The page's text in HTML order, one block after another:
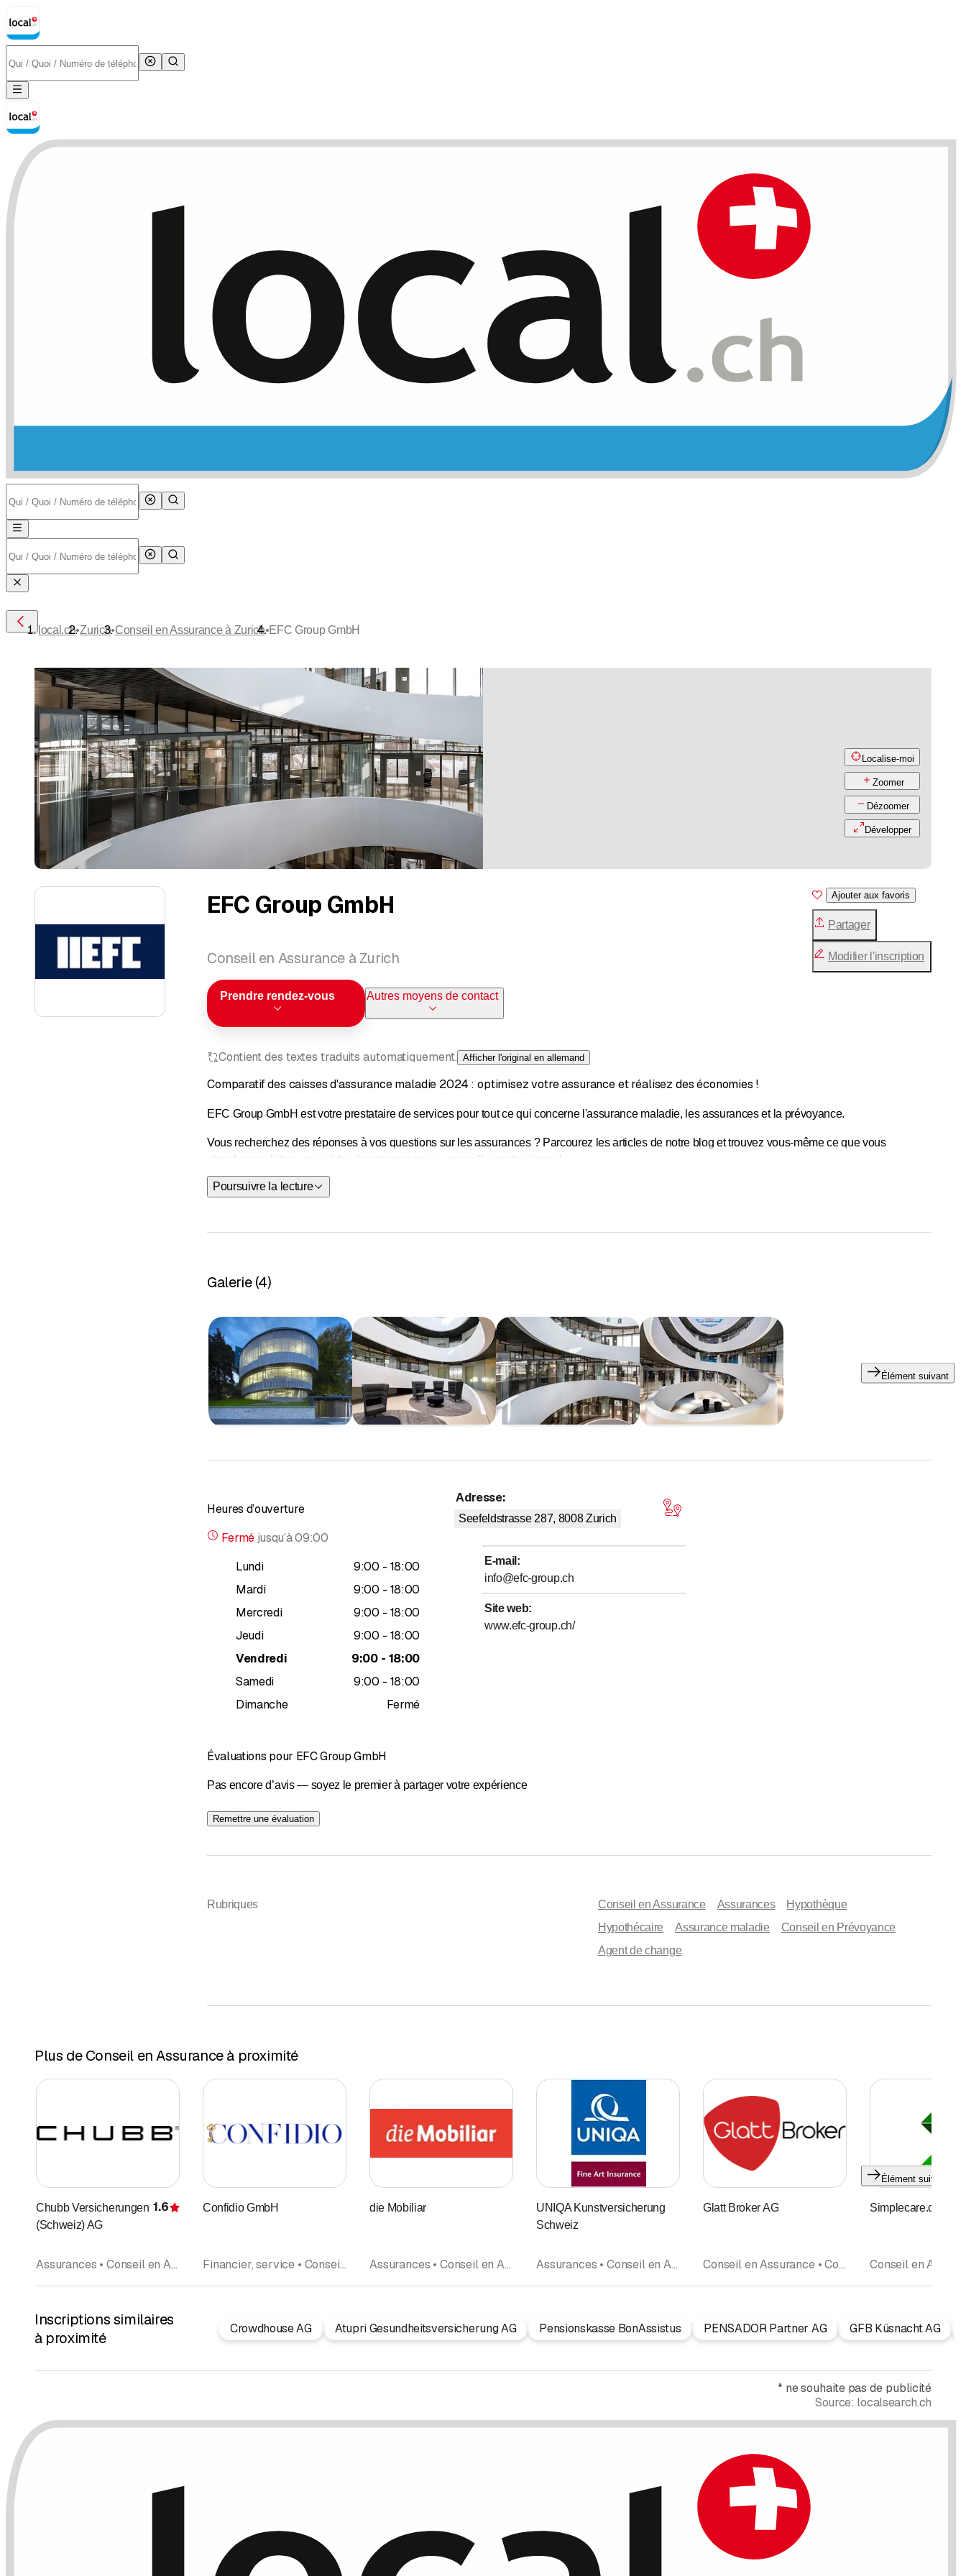
Localise-moi
Zoomer
Dézoomer
Développer
EFC Group GmbH
Conseil en Assurance à Zurich
Prendre rendez-vous Autres moyens de contact
Ajouter aux favoris
Partager
Modifier l'inscription
Contient des textes traduits automatiquement. Afficher l'original en allemand
Comparatif des caisses d'assurance maladie 2024 : optimisez votre assurance et réalisez des économies !
EFC Group GmbH est votre prestataire de services pour tout ce qui concerne l'assurance maladie, les assurances et la prévoyance.
Vous recherchez des réponses à vos questions sur les assurances ? Parcourez les articles de notre blog et trouvez vous-même ce que vous
cherchez ou faites-vous aider directement par un conseiller professionnel.
Grâce à notre comparateur de primes, vous pouvez analyser toutes les caisses d'assurance maladie suisses pour 2024 et trouver la meilleure option
Poursuivre la lecture
Galerie (4)
Élément suivant
Heures d’ouverture
Fermé jusqu’à09:00
Lundi
9:00 - jusqu’à
18:00
Mardi
9:00 - jusqu’à
18:00
Mercredi
9:00 - jusqu’à
18:00
Jeudi
9:00 - jusqu’à
18:00
Vendredi
9:00 - jusqu’à
18:00
Samedi
9:00 - jusqu’à
18:00
Dimanche
Fermé
Adresse:
Seefeldstrasse 287, 8008 Zurich
E-mail :
info@efc-group.ch
Site web:
www.efc-group.ch/
Évaluations pour EFC Group GmbH
Pas encore d’avis — soyez le premier à partager votre expérience
Remettre une évaluation
Rubriques Conseil en Assurance Assurances
Hypothèque
Hypothécaire
Assurance maladie
Conseil en Prévoyance
Agent de change
Plus de Conseil en Assurance à proximité
Chubb Versicherungen
(Schweiz) AG
Évaluation
1.6
Assurances • Conseil en Assurance • Agent de change
Confidio GmbH
Financier, service • Conseiller financier • Planification financière • Financements • Bureau-conseil • Fiduciaire • Fiduciaire, agence • Assurances • Conseil en Assurance • Fiduciaire assurance • Conseil en Prévoyance • Déclaration d'Impôts • Conseiller fiscal • Experts fiscaux • Gérance de fortune • Informatique • Software • Webdesign • Webhosting
die Mobiliar
Assurances • Conseil en Assurance • Conseil en Prévoyance
UNIQA Kunstversicherung
Schweiz
Assurances • Conseil en Assurance
Glatt Broker AG
Conseil en Assurance • Conseil en Prévoyance • Déclaration d'Impôts
Simplecare.ch AG
Élément suivant
Inscriptions similaires
à proximité
Crowdhouse AG Atupri Gesundheitsversicherung AG Pensionskasse BonAssistus PENSADOR Partner AG GFB Küsnacht AG
* ne souhaite pas de publicité
Source: localsearch.ch
local.ch•Zurich•Conseil en Assurance à Zurich•EFC Group GmbH